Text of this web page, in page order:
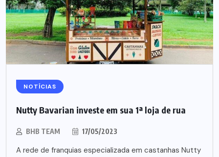
NOTÍCIAS
Nutty Bavarian investe em sua 1ª loja de rua
BHB TEAM 17/05/2023
A rede de franquias especializada em castanhas Nutty